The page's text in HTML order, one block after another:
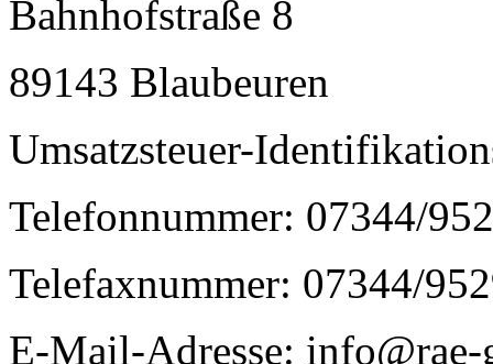
Bahnhofstraße 8
89143 Blaubeuren
Umsatzsteuer-
Telefonnummer: 07344/
Telefaxnummer: 07344/
E-Mail-Adresse: info@rae-